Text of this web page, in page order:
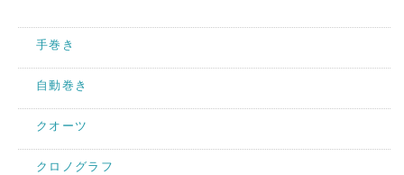
手巻き
自動巻き
クオーツ
クロノグラフ